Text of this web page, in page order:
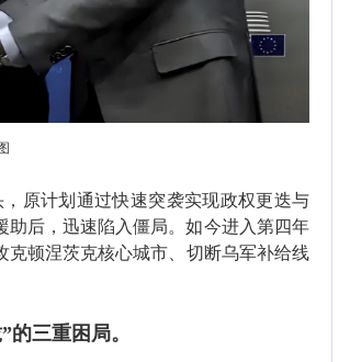
原计划通过快速突袭实现政权更迭与
后，迅速陷入僵局。如今进入‌第四年
顿涅茨克核心城市、切断乌军补给线
三重困局。